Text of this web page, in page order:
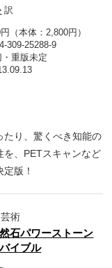
訳
（本体：2,800円）
309-25288-9
重版未定
たり、驚くべき知能の
を、PETスキャンなど
版！
術
石パワーストーン
イブル